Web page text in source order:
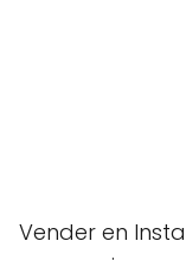
Vender en